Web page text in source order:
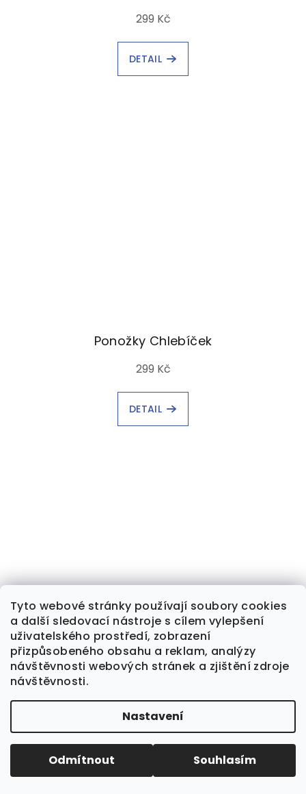
Tyto webové stránky používají soubory cookies
a další sledovací nástroje s cílem vylepšení
uživatelského prostředí, zobrazení
přizpůsobeného obsahu a reklam, analýzy
návštěvnosti webových stránek a zjištění zdroje
návštěvnosti.
Nastavení
Odmítnout Souhlasím
299 Kč
DETAIL
Ponožky Chlebíček
299 Kč
DETAIL
199 Kč